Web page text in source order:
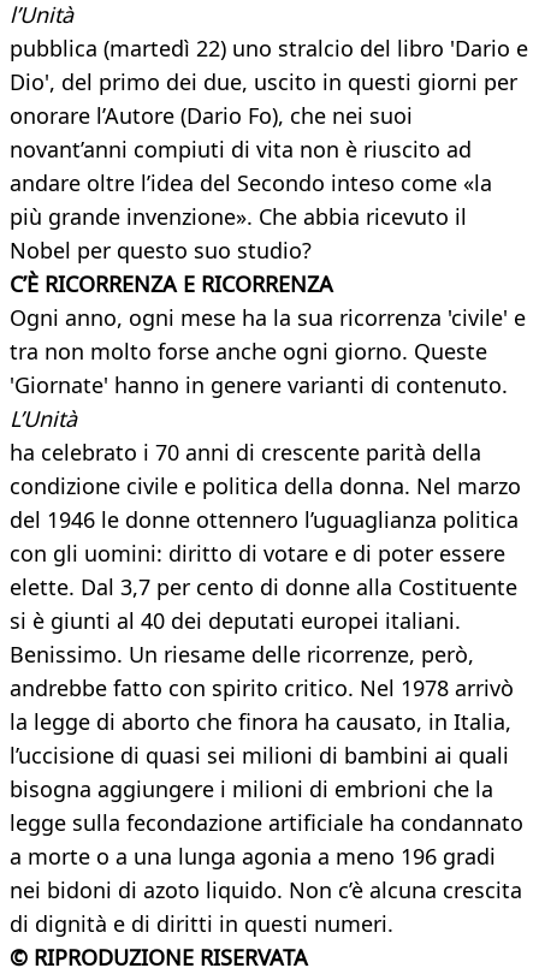
l’Unità
pubblica (martedì 22) uno stralcio del libro 'Dario e
Dio', del primo dei due, uscito in questi giorni per
onorare l’Autore (Dario Fo), che nei suoi
novant’anni compiuti di vita non è riuscito ad
andare oltre l’idea del Secondo inteso come «la
più grande invenzione». Che abbia ricevuto il
Nobel per questo suo studio?
C’È RICORRENZA E RICORRENZA
Ogni anno, ogni mese ha la sua ricorrenza 'civile' e
tra non molto forse anche ogni giorno. Queste
'Giornate' hanno in genere varianti di contenuto.
L’Unità
ha celebrato i 70 anni di crescente parità della
condizione civile e politica della donna. Nel marzo
del 1946 le donne ottennero l’uguaglianza politica
con gli uomini: diritto di votare e di poter essere
elette. Dal 3,7 per cento di donne alla Costituente
si è giunti al 40 dei deputati europei italiani.
Benissimo. Un riesame delle ricorrenze, però,
andrebbe fatto con spirito critico. Nel 1978 arrivò
la legge di aborto che finora ha causato, in Italia,
l’uccisione di quasi sei milioni di bambini ai quali
bisogna aggiungere i milioni di embrioni che la
legge sulla fecondazione artificiale ha condannato
a morte o a una lunga agonia a meno 196 gradi
nei bidoni di azoto liquido. Non c’è alcuna crescita
di dignità e di diritti in questi numeri.
© RIPRODUZIONE RISERVATA